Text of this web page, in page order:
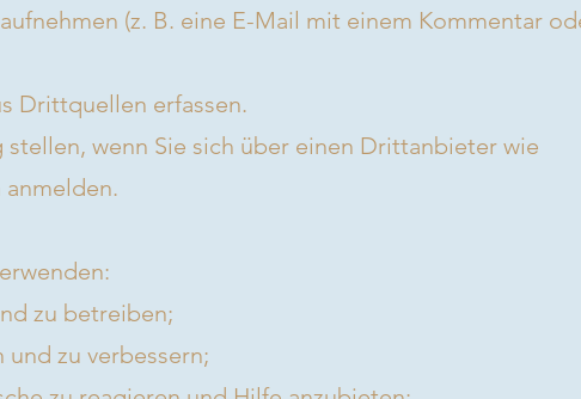
(z. B. eine E-Mail mit einem Kommentar
Drittquellen erfassen.
wenn Sie sich über einen Drittanbieter wie
zu betreiben;
und zu verbessern;